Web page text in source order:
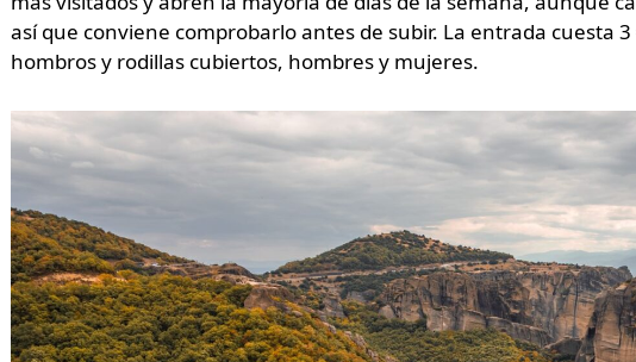
así que conviene comprobarlo antes de subir. La entrada cuesta
hombros y rodillas cubiertos, hombres y mujeres.